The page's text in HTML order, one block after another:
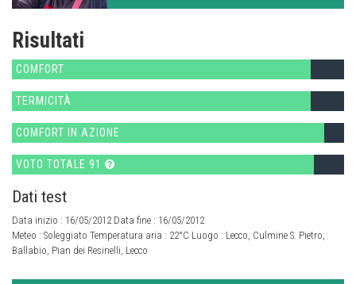
Risultati
COMFORT
TERMICITÀ
COMFORT IN AZIONE
VOTO TOTALE 91
Dati test
Data inizio : 16/05/2012 Data fine : 16/05/2012
Meteo : Soleggiato Temperatura aria : 22°C Luogo : Lecco, Culmine S. Pietro,
Ballabio, Pian dei Resinelli, Lecco